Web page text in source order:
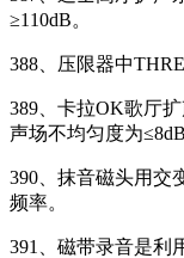
≥110dB。
388、压限器中
389、卡拉OK歌厅
声场不均匀度为≤8dB
390、抹音磁头用交
频率。
391、磁带录音是利